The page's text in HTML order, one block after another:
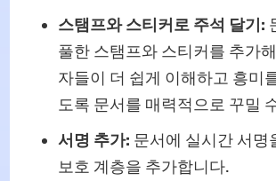
스탬프와 스티커로 주석 달기:
풀한 스탬프와 스티커를 추가
자들이 더 쉽게 이해하고 흥미
도록 문서를 매력적으로 꾸밀
서명 추가: 문서에 실시간 서명
보호 계층을 추가합니다.